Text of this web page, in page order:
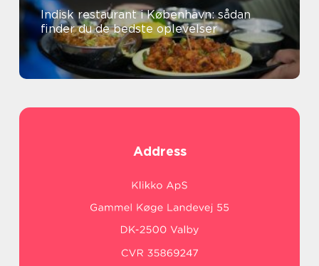
Indisk restaurant i København: sådan
finder du de bedste oplevelser
Address